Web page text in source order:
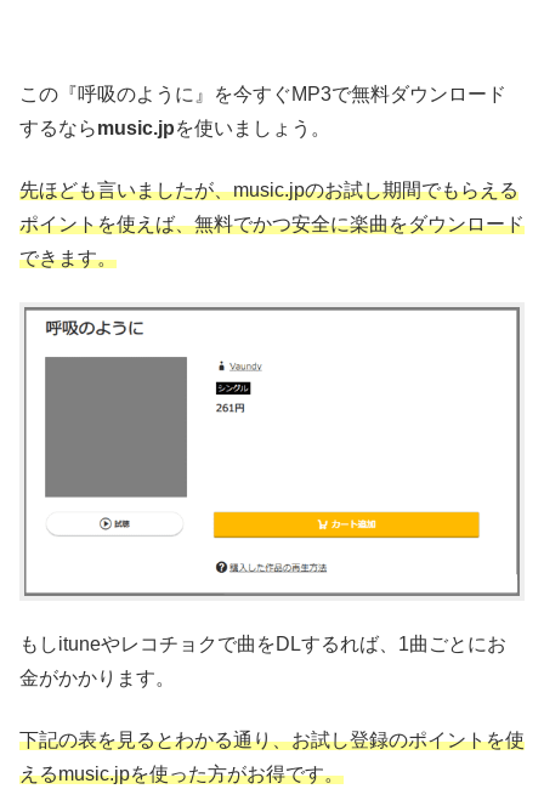
この『呼吸のように』を今すぐMP3で無料ダウンロード
するならmusic.jpを使いましょう。
先ほども言いましたが、music.jpのお試し期間でもらえる
ポイントを使えば、無料でかつ安全に楽曲をダウンロード
できます。
もしituneやレコチョクで曲をDLするれば、1曲ごとにお
金がかかります。
下記の表を見るとわかる通り、お試し登録のポイントを使
えるmusic.jpを使った方がお得です。